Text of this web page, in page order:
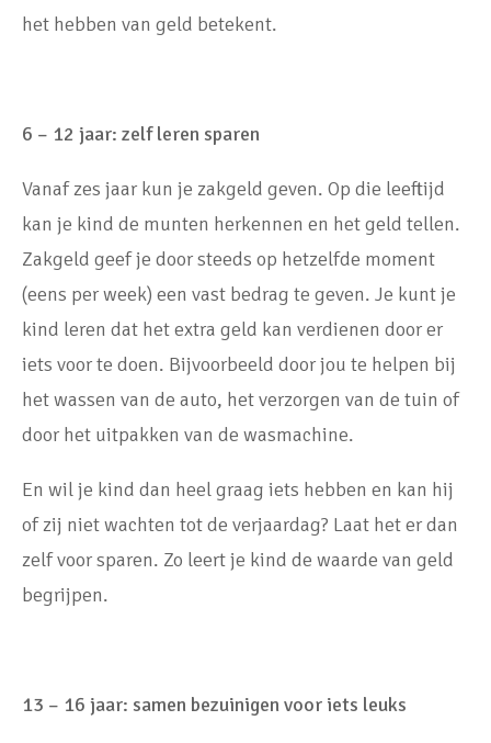
het hebben van geld betekent.
6 – 12 jaar: zelf leren sparen
Vanaf zes jaar kun je zakgeld geven. Op die leeftijd
kan je kind de munten herkennen en het geld tellen.
Zakgeld geef je door steeds op hetzelfde moment
(eens per week) een vast bedrag te geven. Je kunt je
kind leren dat het extra geld kan verdienen door er
iets voor te doen. Bijvoorbeeld door jou te helpen bij
het wassen van de auto, het verzorgen van de tuin of
door het uitpakken van de wasmachine.
En wil je kind dan heel graag iets hebben en kan hij
of zij niet wachten tot de verjaardag? Laat het er dan
zelf voor sparen. Zo leert je kind de waarde van geld
begrijpen.
13 – 16 jaar: samen bezuinigen voor iets leuks